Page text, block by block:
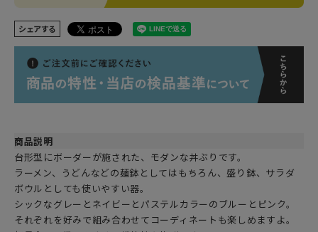
シェアする
商品説明
台形型にボーダーが施された、モダンな丼ぶりです。
ラーメン、うどんなどの麺鉢としてはもちろん、盛り鉢、サラダ
ボウルとしても使いやすい器。
シックなグレーとネイビーとパステルカラーのブルーとピンク。
それぞれを好みで組み合わせてコーディネートも楽しめますよ。